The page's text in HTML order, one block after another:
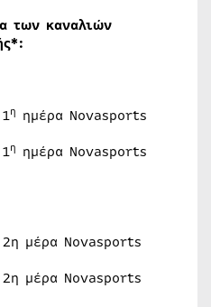
των καναλιών
η ημέρα Novasports
η ημέρα Novasports
μέρα Novasports
μέρα Novasports